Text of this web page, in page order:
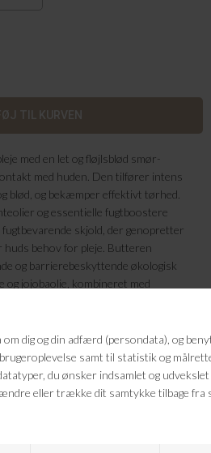
med en let og fløjlsblød smør-
med huden. Den tilfører intens
blød, og bekæmper effektivt tørhed.
og essentielle fugtboostere
skjold, der genopretter
huds behov for pleje. Butteren
og barrierebeskyttende økologisk
og jojobaolie, kombineret med
og langvarig hydrering. Denne body
naturligt botanisk duft fra den varme,
aloe vera, der skaber en behagelig
hud og dermatologisk testet for at